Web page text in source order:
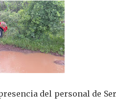
del personal de